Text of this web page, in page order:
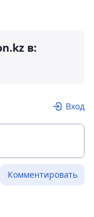
в:
Вход
Комментировать